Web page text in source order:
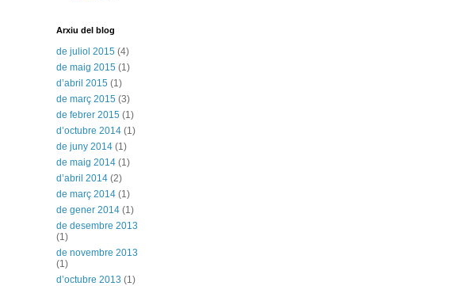
Arxiu del blog
de juliol 2015 (4)
de maig 2015 (1)
d’abril 2015 (1)
de març 2015 (3)
de febrer 2015 (1)
d’octubre 2014 (1)
de juny 2014 (1)
de maig 2014 (1)
d’abril 2014 (2)
de març 2014 (1)
de gener 2014 (1)
de desembre 2013
(1)
de novembre 2013
(1)
d’octubre 2013 (1)